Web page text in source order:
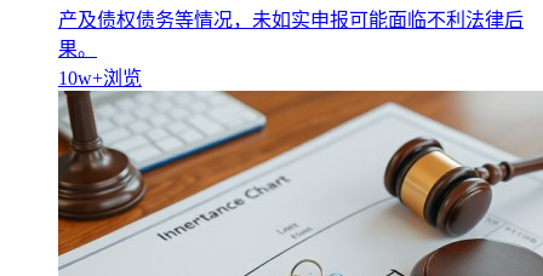
产及债权债务等情况，未如实申报可能面临不利法律后
果。
10w+浏览